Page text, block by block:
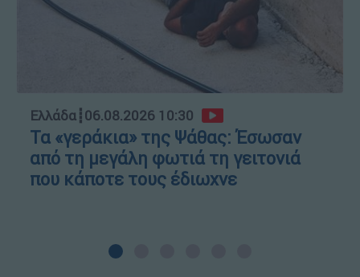
Ελλάδα┋06.08.2026 10:30
Τα «γεράκια» της Ψάθας: Έσωσαν
από τη μεγάλη φωτιά τη γειτονιά
που κάποτε τους έδιωχνε